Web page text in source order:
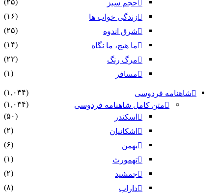
حجم سبز
زندگی خواب ها
(۱۶)
شرق اندوه
(۲۵)
ما هیچ، ما نگاه
(۱۴)
مرگ رنگ
(۲۲)
مسافر
(۱)
شاهنامه فردوسی
(۱,۰۳۴)
متن کامل شاهنامه فردوسی
(۱,۰۳۴)
اسکندر
(۵۰)
اشکانیان
(۲)
بهمن
(۶)
تهمورث
(۱)
جمشید
(۲)
داراب
(۸)